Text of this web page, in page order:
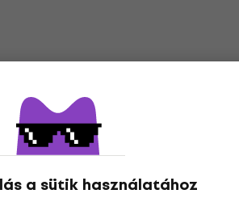
a sütik használatához